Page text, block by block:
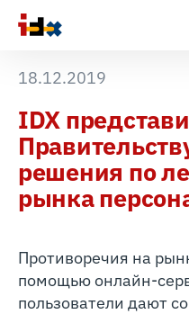
18.12.2019
IDX
решения по
рынка
Противоречия на
помощью онлайн-
пользователи дают